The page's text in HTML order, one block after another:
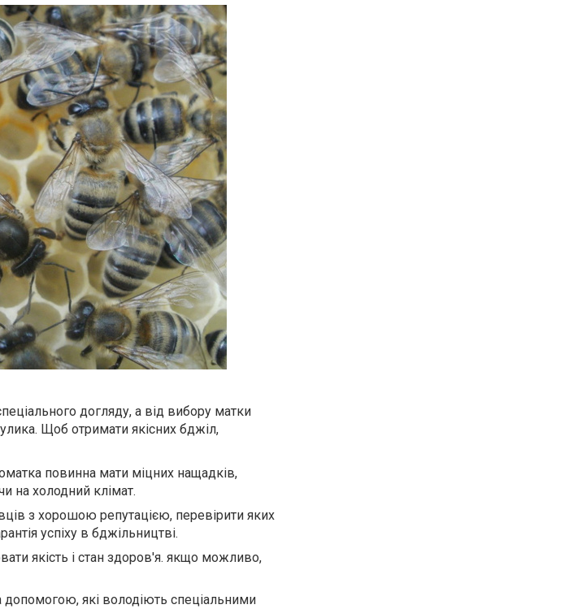
догляду, а від вибору матки
Щоб отримати якісних бджіл,
повинна мати міцних нащадків,
на холодний клімат.
з хорошою репутацією, перевірити яких
успіху в бджільництві.
якість і стан здоров'я. якщо можливо,
допомогою, які володіють спеціальними